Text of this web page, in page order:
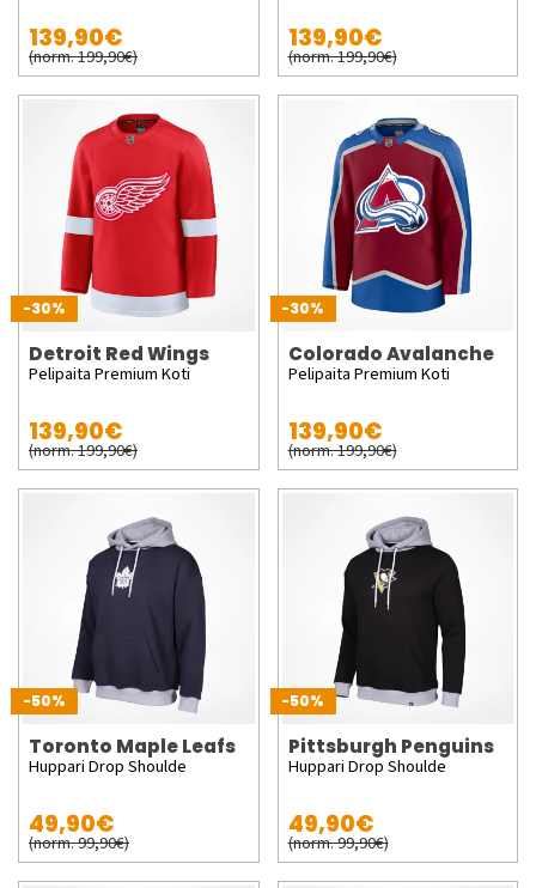
139,90€
(norm. 199,90€)
139,90€
(norm. 199,90€)
-30%
Detroit Red Wings
Pelipaita Premium Koti
139,90€
(norm. 199,90€)
-30%
Colorado Avalanche
Pelipaita Premium Koti
139,90€
(norm. 199,90€)
-50%
Toronto Maple Leafs
Huppari Drop Shoulde
49,90€
(norm. 99,90€)
-50%
Pittsburgh Penguins
Huppari Drop Shoulde
49,90€
(norm. 99,90€)